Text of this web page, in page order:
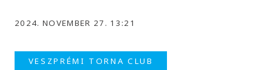
2024. NOVEMBER 27. 13:21
VESZPRÉMI TORNA CLUB